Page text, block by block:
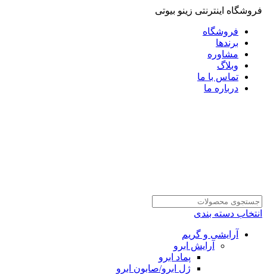
فروشگاه اینترنتی زینو بیوتی
فروشگاه
برندها
مشاوره
وبلاگ
تماس با ما
درباره ما
انتخاب دسته بندی
آرایشی و گریم
آرایش ابرو
پماد ابرو
ژل ابرو/صابون ابرو